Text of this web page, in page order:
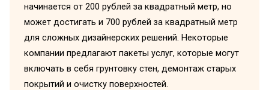
начинается от 200 рублей за квадратный метр, но
может достигать и 700 рублей за квадратный метр
для сложных дизайнерских решений. Некоторые
компании предлагают пакеты услуг, которые могут
включать в себя грунтовку стен, демонтаж старых
покрытий и очистку поверхностей.